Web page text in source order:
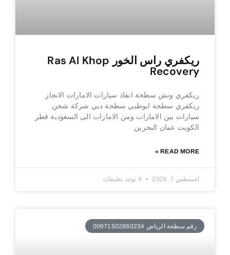
ريكفري راس الخور Ras Al Khop
Recovery
ريكفري ونش سطحة انقاذ سيارات الامارات الانجاز
ريكفري سطحة ابوظبي سطحة دبي شركة شحن
سيارات بين الامارات ومن الامارات الى السعودية قطر
الكويت عمان البحرين
READ MORE »
أغسطس 7, 2026 لا توجد تعليقات
رقم سطحة الرياض 00971502880234